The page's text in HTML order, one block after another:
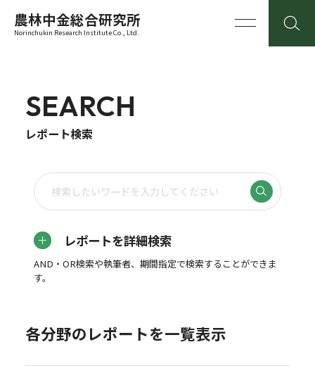
農林中金総合研究所
Norinchukin Research Institute Co., Ltd.
SEARCH
レポート検索
レポートを詳細検索
AND・OR検索や執筆者、期間指定で検索することができま
す。
各分野のレポートを一覧表示